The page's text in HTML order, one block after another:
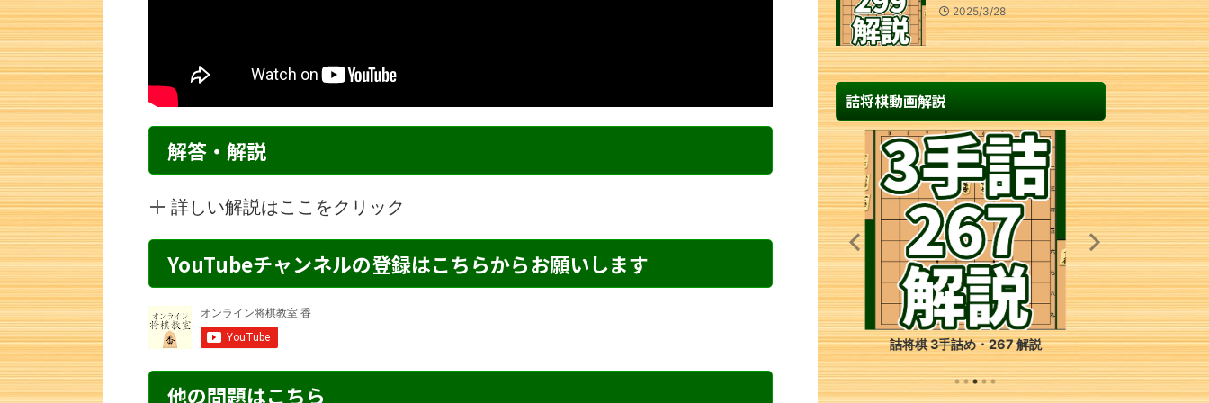
解答・解説
詳しい解説はここをクリック
YouTubeチャンネルの登録はこちらからお願いします
他の問題はこちら
2025/3/28
詰将棋動画解説
詰将棋 3手詰め・238 解説 詰将棋 3手詰め・155 解説 詰将